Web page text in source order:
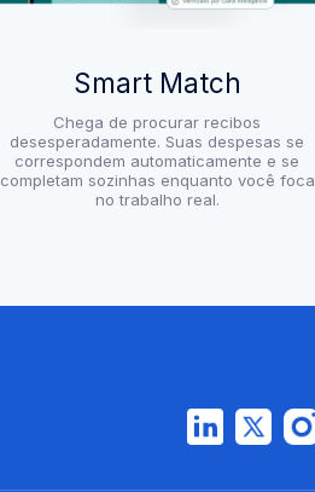
Smart Match
Chega de procurar recibos
desesperadamente. Suas despesas se
correspondem automaticamente e se
completam sozinhas enquanto você foca
no trabalho real.